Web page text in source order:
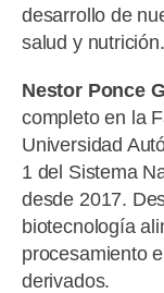
desarrollo de
salud y nutrición.
Nestor Ponce
completo en la
Universidad
1 del Sistema
desde 2017.
biotecnología
procesamiento
derivados.